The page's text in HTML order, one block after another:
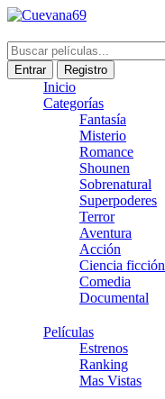
Entrar Registro
Inicio
Categorías
Fantasía
Misterio
Romance
Shounen
Sobrenatural
Superpoderes
Terror
Aventura
Acción
Ciencia ficción
Comedia
Documental
Películas
Estrenos
Ranking
Mas Vistas